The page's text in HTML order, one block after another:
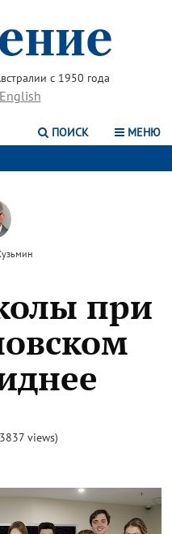
с 1950 года
English
ПОИСК МЕНЮ
при
views)